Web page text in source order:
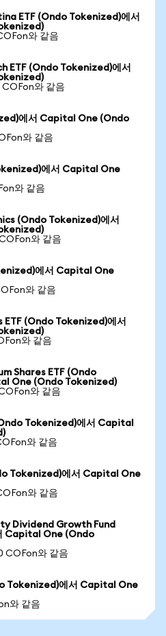
ETF (Ondo Tokenized)에서
와 같음
ETF (Ondo Tokenized)에서
와 같음
에서 Capital One (Ondo
와 같음
에서 Capital One
와 같음
(Ondo Tokenized)에서
와 같음
에서 Capital One
와 같음
(Ondo Tokenized)에서
와 같음
Shares ETF (Ondo
One (Ondo Tokenized)
와 같음
Tokenized)에서 Capital
와 같음
Tokenized)에서 Capital One
와 같음
Dividend Growth Fund
Capital One (Ondo
COFon와 같음
Tokenized)에서 Capital One
와 같음